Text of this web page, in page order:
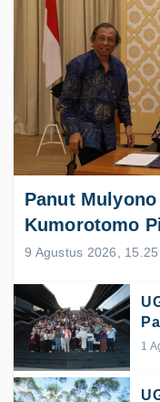
Panut
Kumorotomo
9 Agustus 2026, 15.25
di
1